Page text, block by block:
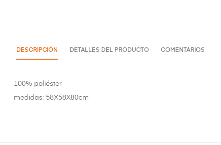
DESCRIPCIÓN DETALLES DEL PRODUCTO COMENTARIOS
100% poliéster
medidas: 58X58X80cm